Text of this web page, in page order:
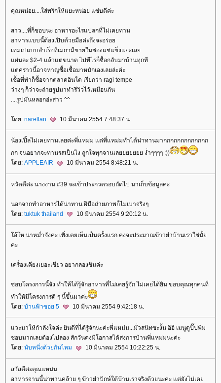
คุณหน่อย....ใส่พริกให้แยะหน่อย แซ่บดีค่ะ
สาว....พี่ก็ชอบนะ อาหารอะไรแปลกที่ไม่เคยทาน
อาหารแบบนี้ต้องเปิบด้วยมือค่ะถึงจะอร่อ
เทมเปแบบสำเร็จที่เมกามีขายในช่องแช่แข็งแยะเล
ผ่นละ $2-4 แล้วแต่ขนาด ไปทีไรก็ซื้อกลับมาบ้านทุกที
ต่คราวนี้อาจหาญซื้อเชื้อมาหมักเองเลยล่ะค่ะ
เชื้อที่ทำก็ซื้อจากตลาดอินโด เรียกว่า ragi tempe
ว่างๆ ก็ว่าจะถ่ายรูปมาทำรีวิวไว้เหมือนกัน
....รูปมันหลอกอ่ะสาว ^^
ดย: narellan 10 มีนาคม 2554 7:48:37 น.
น้องเปิ้ลไม่เคยทานเลยค่ะพี่แหม่ม แต่พี่แหม่มทำได้น่าทานมากกกกกกกกกกกกก
กก จนอยากจะทานรสเป็นไง ถูกใจทุกจานเลยยยยยยย ง่ำๆๆๆๆ :))
ดย: APPLEAIR 10 มีนาคม 2554 8:48:21 น.
หวัดดีค่ะ นางงาม #39 จะเข้าประกวดรอบถัดไป มาเก็บข้อมูลค่ะ
นอกจากทำอาหารได้น่าทาน ฝีมือถ่ายภาพก็ไม่เบาจริงๆ
ดย: tuktuk thailand 10 มีนาคม 2554 9:20:12 น.
อ้โห น่าหม่ำจังค่ะ เพิ่งเคยเห็นเป็นครั้งแรก คงจะประมาณข้าวยำบ้านเราใช่มั้
คะ
เครื่องเคียงเยอะเชียว อยากลองชิมค่ะ
ชอบโครงการนี้จัง ทำให้ได้รู้จักอาหารที่ไม่เคยรู้จัก ไม่เคยได้ยิน ขอบคุณทุกคนที่
ทำให้มีโครงการดี ๆ นี้ขึ้นมาค่ะ
ดย: บ้านฟ้าซอย 5 10 มีนาคม 2554 9:42:18 น.
วะมาให้กำลังใจค่ะ ยินดีที่ได้รู้จักนะค่ะพี่แหม่ม...มั่วสนิทซะงั้น อิอิ เมนูดูปั๊ปพิม
ชอบมากเลยต้องไปลอง สักวันคงมีโอกาสได้ส่งการบ้านพี่แหม่มนะค่ะ
ดย: นับหนึ่งด้วยกันไหม 10 มีนาคม 2554 10:22:25 น.
สวัสดีค่ะคุณแหม่ม
อาหารจานนี้น่าทานคล้าย ๆ ข้าวยำปักษ์ใต้บ้านเราจริงด้วยนะคะ แต่ยังไม่เค